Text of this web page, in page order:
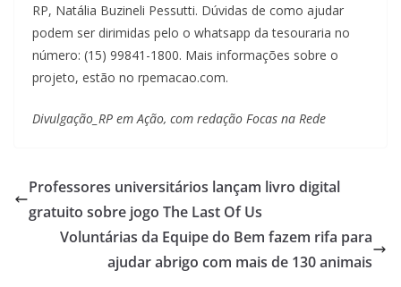
RP, Natália Buzineli Pessutti. Dúvidas de como ajudar
podem ser dirimidas pelo o whatsapp da tesouraria no
número: (15) 99841-1800. Mais informações sobre o
projeto, estão no rpemacao.com.
Divulgação_RP em Ação, com redação Focas na Rede
Professores universitários lançam livro digital
gratuito sobre jogo The Last Of Us
Voluntárias da Equipe do Bem fazem rifa para
ajudar abrigo com mais de 130 animais